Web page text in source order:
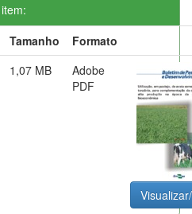
Tamanho
Formato
1,07 MB
Adobe
PDF